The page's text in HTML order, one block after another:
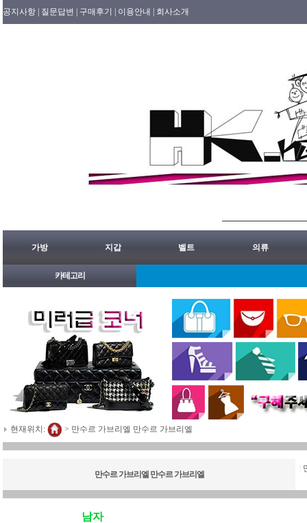
공지사항 | 질문답변 | 구매후기 | 이용안내 | 회사소개
가방 지갑 벨트 의류
카테고리
현재위치: > 만수르 가브리엘 만수르 가브리엘
만수르 가브리엘 만수르 가브리엘
남자